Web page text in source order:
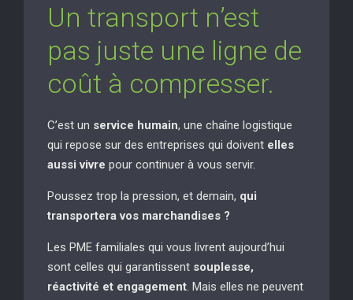
Un transport n’est
pas juste une ligne de
coût à compresser.
C’est un service humain, une chaîne logistique
qui repose sur des entreprises qui doivent elles
aussi vivre pour continuer à vous servir.
Poussez trop la pression, et demain, qui
transportera vos marchandises ?
Les PME familiales qui vous livrent aujourd’hui
sont celles qui garantissent souplesse,
réactivité et engagement. Mais elles ne peuvent